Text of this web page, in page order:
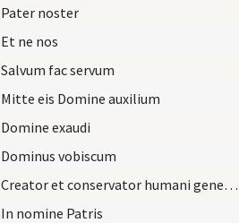
Pater noster
Et ne nos
Salvum fac servum
Mitte eis Domine auxilium
Domine exaudi
Dominus vobiscum
Creator et conservator humani generis ... vitam aeternam.
In nomine Patris